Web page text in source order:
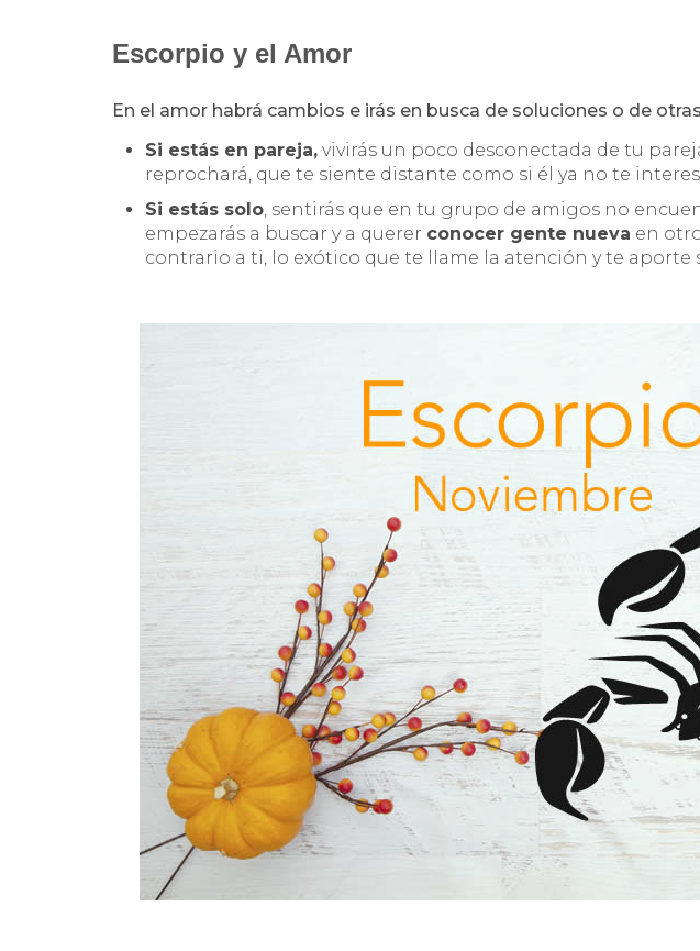
Escorpio y el Amor
En el amor habrá cambios e irás en busca de soluciones o de
Si estás en pareja, vivirás un poco desconectada de tu
reprochará, que te siente distante como si él ya no te
Si estás solo, sentirás que en tu grupo de amigos no
empezarás a buscar y a querer conocer gente nueva en
contrario a ti, lo exótico que te llame la atención y te aporte